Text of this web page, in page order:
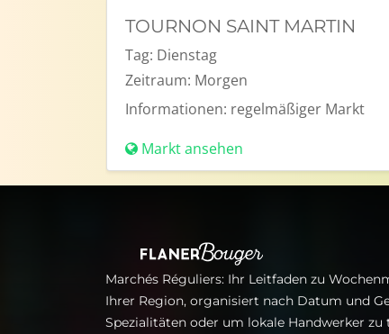
TOURNON SAINT MARTIN
Tag: Dienstag
Zeitraum: Morgen
Informationen: regelmäßiger Markt
Markt ansehen
Marchés Réguliers: Ihr Leitfaden zu
Ihrer Region, organisiert nach Datum und
Spezialitäten oder um lokale Handwerker